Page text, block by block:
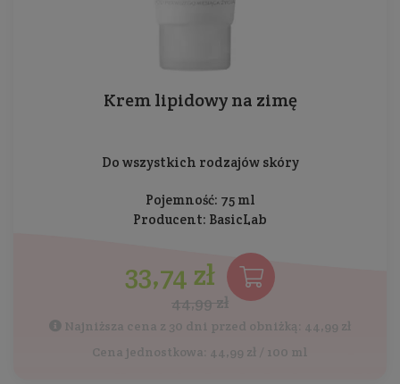
Krem lipidowy na zimę
Do wszystkich rodzajów skóry
Pojemność: 75 ml
Producent: BasicLab
33,74 zł
44,99 zł
Najniższa cena z 30 dni przed obniżką: 44,99 zł
Cena jednostkowa: 44,99 zł / 100 ml